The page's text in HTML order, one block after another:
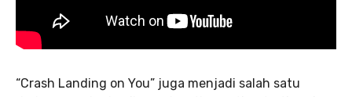
“Crash Landing on You” juga menjadi salah satu